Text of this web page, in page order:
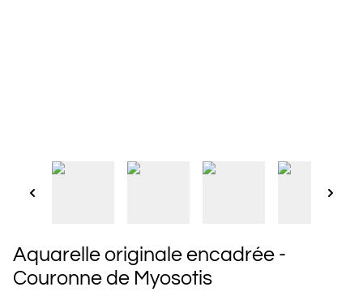
Aquarelle originale encadrée -
Couronne de Myosotis